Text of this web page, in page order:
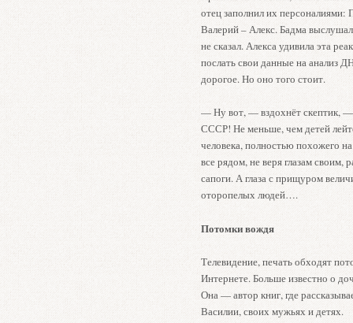
отец заполнил их
Валерий – Алекс. Бадма
не сказал. Алекса удивила эта
послать свои данные на анализ
дорогое. Но оно того стоит.
— Ну вот, — вздохнёт скептик,
СССР! Не меньше, чем детей
человека, полностью похожего
все рядом, не веря глазам своим,
сапоги. А глаза с прищуром
оторопелых людей….
Потомки вождя
Телевидение, печать обходят
Интернете. Больше известно о
Она — автор книг, где
Василии, своих мужьях и детях.